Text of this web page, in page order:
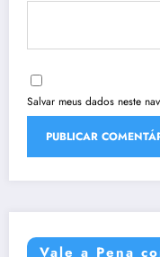
Salvar meus dados neste
Vale a Pena